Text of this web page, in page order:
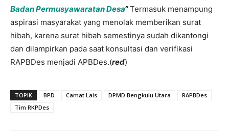
Badan Permusyawaratan Desa“Termasuk menampung
aspirasi masyarakat yang menolak memberikan surat
hibah, karena surat hibah semestinya sudah dikantongi
dan dilampirkan pada saat konsultasi dan verifikasi
RAPBDes menjadi APBDes.(red)
TOPIK BPD Camat Lais DPMD Bengkulu Utara
RAPBDes
Tim RKPDes